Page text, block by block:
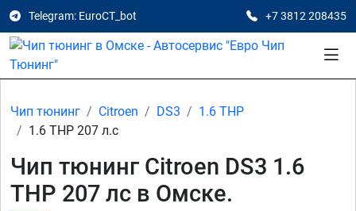
Telegram: EuroCT_bot +7 3812 208435
Чип тюнинг Citroen DS3
1.6 THP
1.6 THP 207 л.с
Чип тюнинг Citroen DS3 1.6
THP 207 лс в Омске.